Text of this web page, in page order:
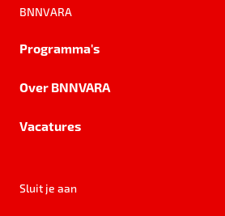
BNNVARA
Programma's
Over BNNVARA
Vacatures
Sluit je aan